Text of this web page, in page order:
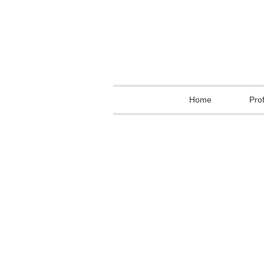
Home